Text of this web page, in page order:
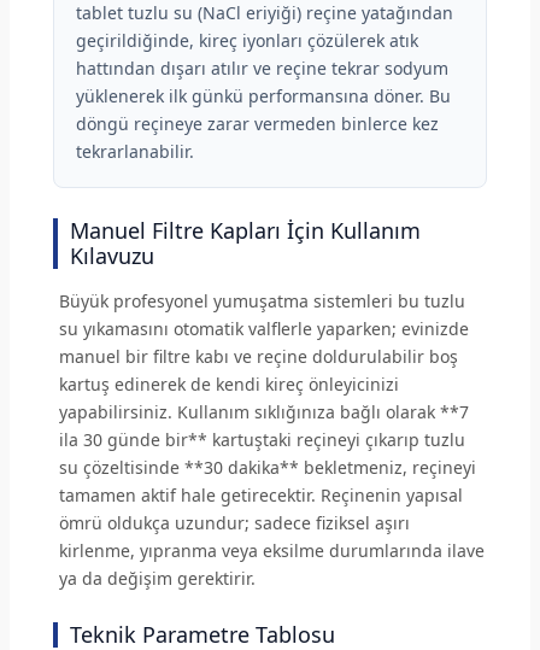
tablet tuzlu su (NaCl eriyiği) reçine yatağından
geçirildiğinde, kireç iyonları çözülerek atık
hattından dışarı atılır ve reçine tekrar sodyum
yüklenerek ilk günkü performansına döner. Bu
döngü reçineye zarar vermeden binlerce kez
tekrarlanabilir.
Manuel Filtre Kapları İçin Kullanım
Kılavuzu
Büyük profesyonel yumuşatma sistemleri bu tuzlu
su yıkamasını otomatik valflerle yaparken; evinizde
manuel bir filtre kabı ve reçine doldurulabilir boş
kartuş edinerek de kendi kireç önleyicinizi
yapabilirsiniz. Kullanım sıklığınıza bağlı olarak **7
ila 30 günde bir** kartuştaki reçineyi çıkarıp tuzlu
su çözeltisinde **30 dakika** bekletmeniz, reçineyi
tamamen aktif hale getirecektir. Reçinenin yapısal
ömrü oldukça uzundur; sadece fiziksel aşırı
kirlenme, yıpranma veya eksilme durumlarında ilave
ya da değişim gerektirir.
Teknik Parametre Tablosu